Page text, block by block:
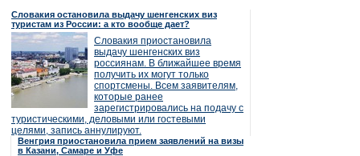
Словакия остановила выдачу шенгенских виз
туристам из России: а кто вообще дает?
Словакия приостановила
выдачу шенгенских виз
россиянам. В ближайшее время
получить их могут только
спортсмены. Всем заявителям,
которые ранее
зарегистрировались на подачу с
туристическими, деловыми или гостевыми
целями, запись аннулируют.
Венгрия приостановила прием заявлений на визы
в Казани, Самаре и Уфе